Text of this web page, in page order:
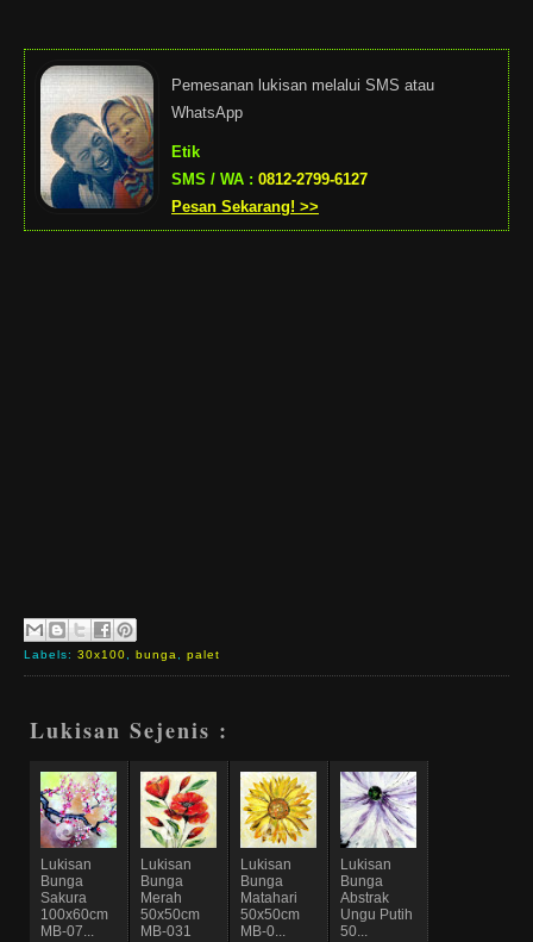
Pemesanan lukisan melalui SMS atau
WhatsApp
Etik
SMS / WA : 0812-2799-6127
Pesan Sekarang! >>
Labels:30x100 ,bunga ,palet
Lukisan Sejenis :
Lukisan
Bunga
Sakura
100x60cm
MB-07...
Lukisan
Bunga
Merah
50x50cm
MB-031
Lukisan
Bunga
Matahari
50x50cm
MB-0...
Lukisan
Bunga
Abstrak
Ungu Putih
50...